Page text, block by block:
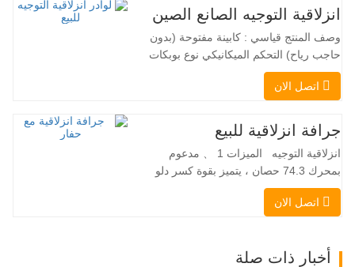
بزاوية 360 درجة، يُمكّنان من تغيير الاتجاه
بسلاسة دون انقطاع في تدفق الحمولة، مما
يجعل TOPWINMC…
انزلاقية التوجيه الصانع الصين
وصف المنتج قياسي : كابينة مفتوحة (بدون
حاجب رياح) التحكم الميكانيكي نوع بوبكات
عقبة ومقرنة سريعة ||| مضخة هيدروليكية
Danfoss الأمريكية محرك إيتون الأمريكي
التلقائي الفرامل الهيدروليكية دلو قياسي
اللودر الانزلاقي هو نوع من الآلات المناسبة
لموقع العمل الضيق…
اتصل الان
جرافة انزلاقية للبيع
انزلاقية التوجيه الميزات 1 、 مدعوم
بمحرك 74.3 حصان ، يتميز بقوة كسر دلو
عند 3350 كجم ، والأداء العالي والإنتاجية إلى
مجموعة متنوعة من الملحقات التي تتطلب
اتصل الان
أخبار ذات صلة